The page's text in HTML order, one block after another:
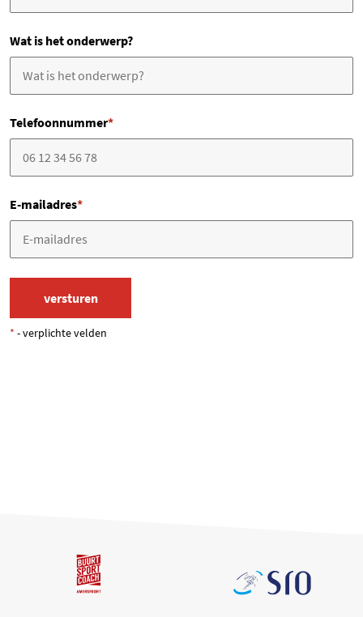
Wat is het onderwerp?
Telefoonnummer*
E-mailadres*
* - verplichte velden